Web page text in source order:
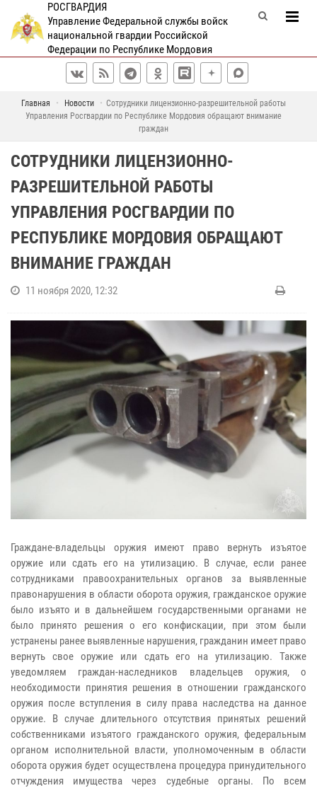
РОСГВАРДИЯ
Управление Федеральной службы войск
национальной гвардии Российской
Федерации по Республике Мордовия
Главная Новости
Сотрудники лицензионно-разрешительной работы
Управления Росгвардии по Республике Мордовия обращают внимание
граждан
СОТРУДНИКИ ЛИЦЕНЗИОННО-
РАЗРЕШИТЕЛЬНОЙ РАБОТЫ
УПРАВЛЕНИЯ РОСГВАРДИИ ПО
РЕСПУБЛИКЕ МОРДОВИЯ ОБРАЩАЮТ
ВНИМАНИЕ ГРАЖДАН
11 ноября 2020, 12:32
Граждане-владельцы оружия имеют право вернуть изъятое
оружие или сдать его на утилизацию. В случае, если ранее
сотрудниками правоохранительных органов за выявленные
правонарушения в области оборота оружия, гражданское оружие
было изъято и в дальнейшем государственными органами не
было принято решения о его конфискации, при этом были
устранены ранее выявленные нарушения, гражданин имеет право
вернуть свое оружие или сдать его на утилизацию. Также
уведомляем граждан-наследников владельцев оружия, о
необходимости принятия решения в отношении гражданского
оружия после вступления в силу права наследства на данное
оружие. В случае длительного отсутствия принятых решений
собственниками изъятого гражданского оружия, федеральным
органом исполнительной власти, уполномоченным в области
оборота оружия будет осуществлена процедура принудительного
отчуждения имущества через судебные органы. По всем